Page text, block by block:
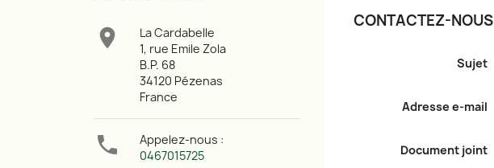

La Cardabelle
1, rue Emile Zola
B.P. 68
34120 Pézenas
France

Appelez-nous :
0467015725
CONTACTEZ-NOUS
Sujet
Adresse e-mail
Document joint